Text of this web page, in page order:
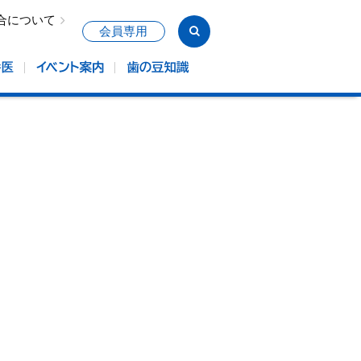
について
会員専用